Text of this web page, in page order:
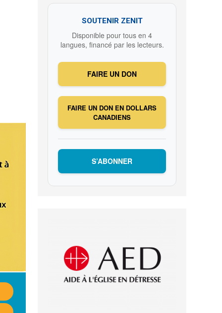
SOUTENIR ZENIT
Disponible pour tous en 4
langues, financé par les lecteurs.
FAIRE UN DON
FAIRE UN DON EN DOLLARS
CANADIENS
S’ABONNER